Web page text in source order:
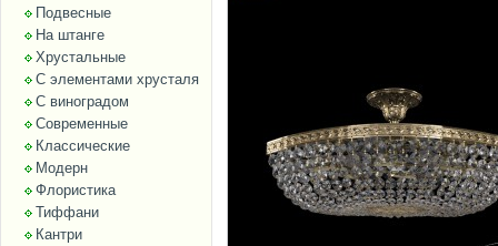
Подвесные
На штанге
Хрустальные
С элементами хрусталя
С виноградом
Современные
Классические
Модерн
Флористика
Тиффани
Кантри